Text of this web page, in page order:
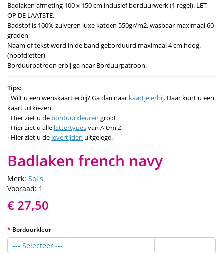
Badlaken afmeting 100 x 150 cm inclusief borduurwerk (1 regel). LET
OP DE LAATSTE.
Badstof is 100% zuiveren luxe katoen 550gr/m2, wasbaar maximaal 60
graden.
Naam of tekst word in de band geborduurd maximaal 4 cm hoog.
(hoofdletter)
Borduurpatroon erbij ga naar Borduurpatroon.
Tips:
Wilt u een wenskaart erbij? Ga dan naar kaartje erbij. Daar kunt u een
kaart uitkiezen.
Hier ziet u de borduurkleuren groot.
Hier ziet u alle lettertypesvan A t/m Z.
Hier ziet u de levertijden uitgelegd.
Badlaken french navy
Merk: Sol's
Vooraad: 1
€ 27,50
Borduurkleur
--- Selecteer ---